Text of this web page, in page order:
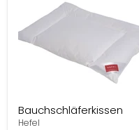
Bauchschläferkissen
Hefel